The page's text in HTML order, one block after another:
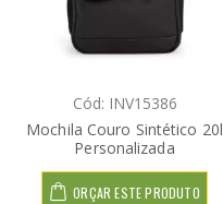
Cód: INV15386
Mochila Couro Sintético 20l
Personalizada
ORÇAR ESTE PRODUTO